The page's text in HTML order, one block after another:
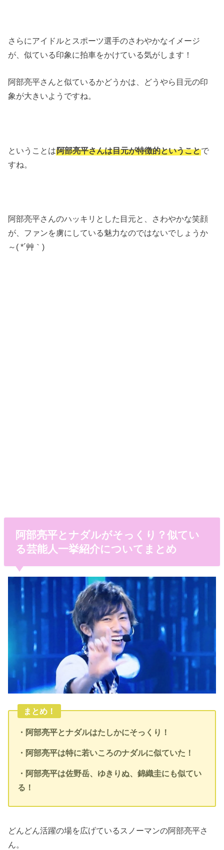
さらにアイドルとスポーツ選手のさわやかなイメージ
が、似ている印象に拍車をかけている気がします！
阿部亮平さんと似ているかどうかは、どうやら目元の印
象が大きいようですね。
ということは阿部亮平さんは目元が特徴的ということで
すね。
阿部亮平さんのハッキリとした目元と、さわやかな笑顔
が、ファンを虜にしている魅力なのではないでしょうか
～( *´艸｀)
阿部亮平とナダルがそっくり？似てい
る芸能人一挙紹介についてまとめ
まとめ！
・阿部亮平とナダルはたしかにそっくり！
・阿部亮平は特に若いころのナダルに似ていた！
・阿部亮平は佐野岳、ゆきりぬ、錦織圭にも似てい
る！
どんどん活躍の場を広げているスノーマンの阿部亮平さ
ん。